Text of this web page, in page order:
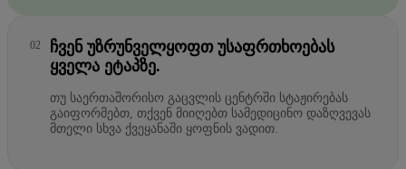
ᲩᲕᲔᲜ ᲣᲖᲠᲣᲜᲕᲔᲚᲧᲝᲤᲗ ᲣᲡᲐᲤᲠᲗᲮᲝᲔᲑᲐᲡ
ᲧᲕᲔᲚᲐ ᲔᲢᲐᲞᲖᲔ.
თუ საერთაშორისო გაცვლის ცენტრში სტაჟირებას
გაიფორმებთ, თქვენ მიიღებთ სამედიცინო დაზღვევას
მთელი სხვა ქვეყანაში ყოფნის ვადით.